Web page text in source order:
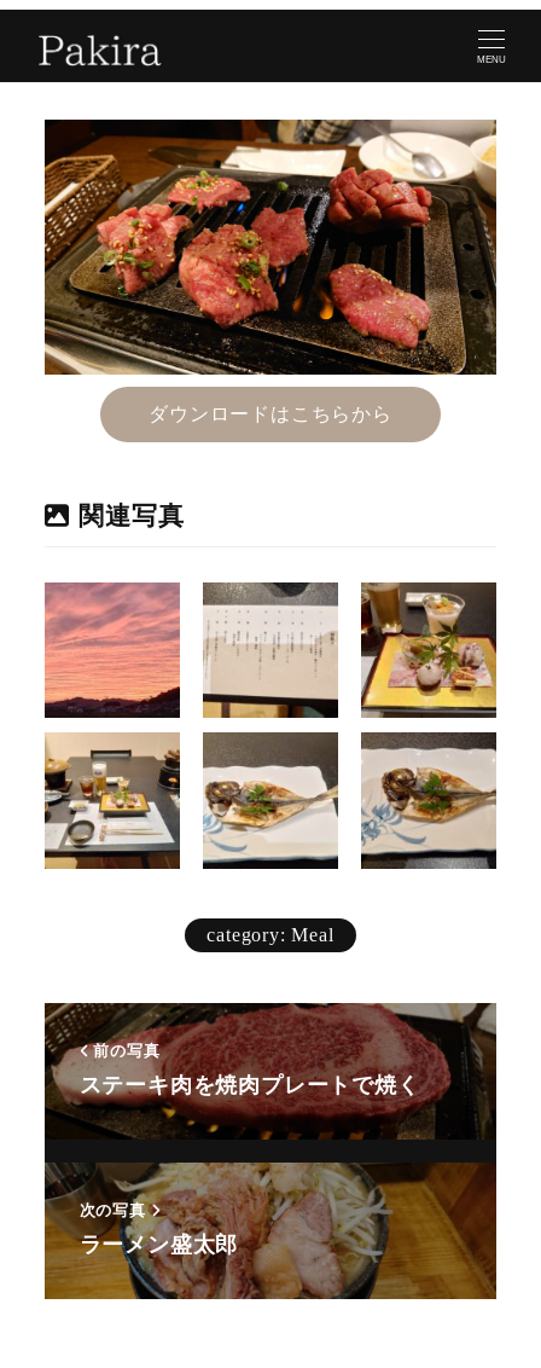
Animal
MENU
ダウンロードはこちらから
関連写真
category: Meal
前の写真
ステーキ肉を焼肉プレートで焼く
次の写真
ラーメン盛太郎